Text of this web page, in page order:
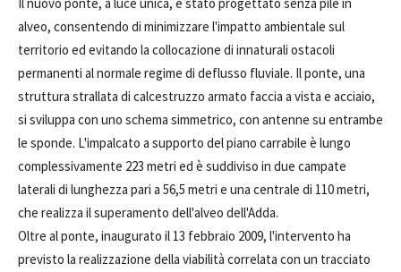
alveo, consentendo di minimizzare l'impatto ambientale sul
territorio ed evitando la collocazione di innaturali ostacoli
permanenti al normale regime di deflusso fluviale. Il ponte, una
struttura strallata di calcestruzzo armato faccia a vista e acciaio,
si sviluppa con uno schema simmetrico, con antenne su entrambe
le sponde. L'impalcato a supporto del piano carrabile è lungo
complessivamente 223 metri ed è suddiviso in due campate
laterali di lunghezza pari a 56,5 metri e una centrale di 110 metri,
che realizza il superamento dell'alveo dell'Adda.
Oltre al ponte, inaugurato il 13 febbraio 2009, l'intervento ha
previsto la realizzazione della viabilità correlata con un tracciato